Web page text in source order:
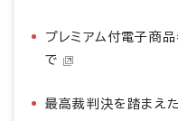
プレミアム付電子商
で
最高裁判決を踏まえ